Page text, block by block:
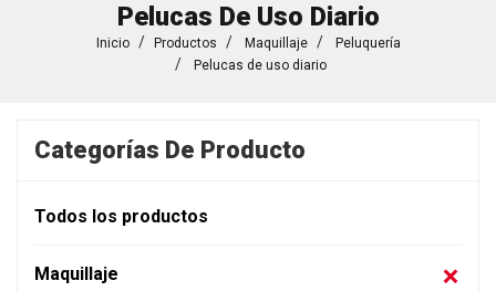
Pelucas De Uso Diario
Inicio Productos Maquillaje
Peluquería
Pelucas de uso diario
Categorías De Producto
Todos los productos
Maquillaje